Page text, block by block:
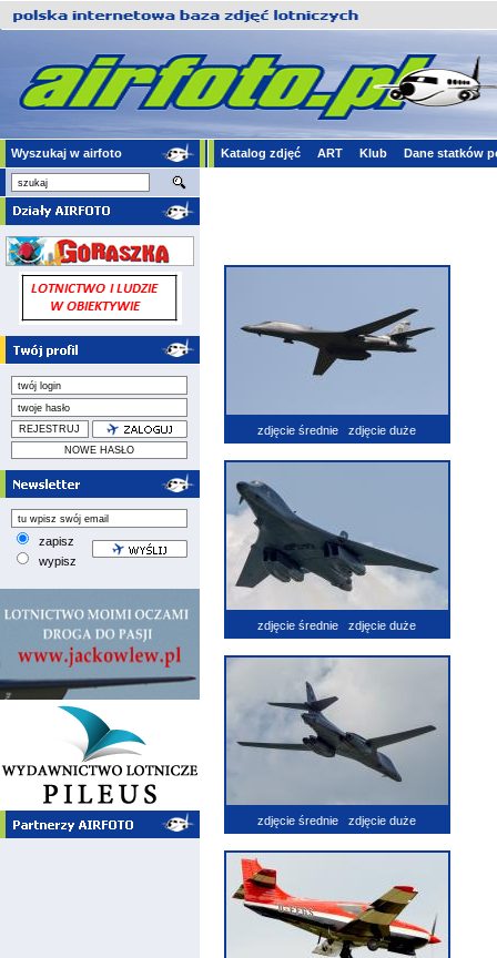
Wyszukaj w airfoto Katalog zdjęć ART Klub Dane statków
zapisz
wypisz
zdjęcie średnie zdjęcie duże
zdjęcie średnie zdjęcie duże
zdjęcie średnie zdjęcie duże